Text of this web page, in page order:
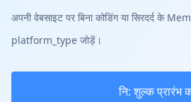
अपनी वेबसाइट पर बिना कोडिंग या सिरदर्द के
platform_type जोड़ें।
नि: शुल्क प्रारंभ